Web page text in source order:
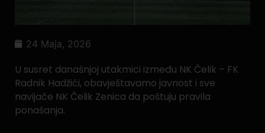
24 Maja, 2026
U susret današnjoj utakmici između NK Čelik – FK
Radnik Hadžići, obavještavamo javnost i sve
navijače NK Čelik Zenica da poštuju pravila
ponašanja.